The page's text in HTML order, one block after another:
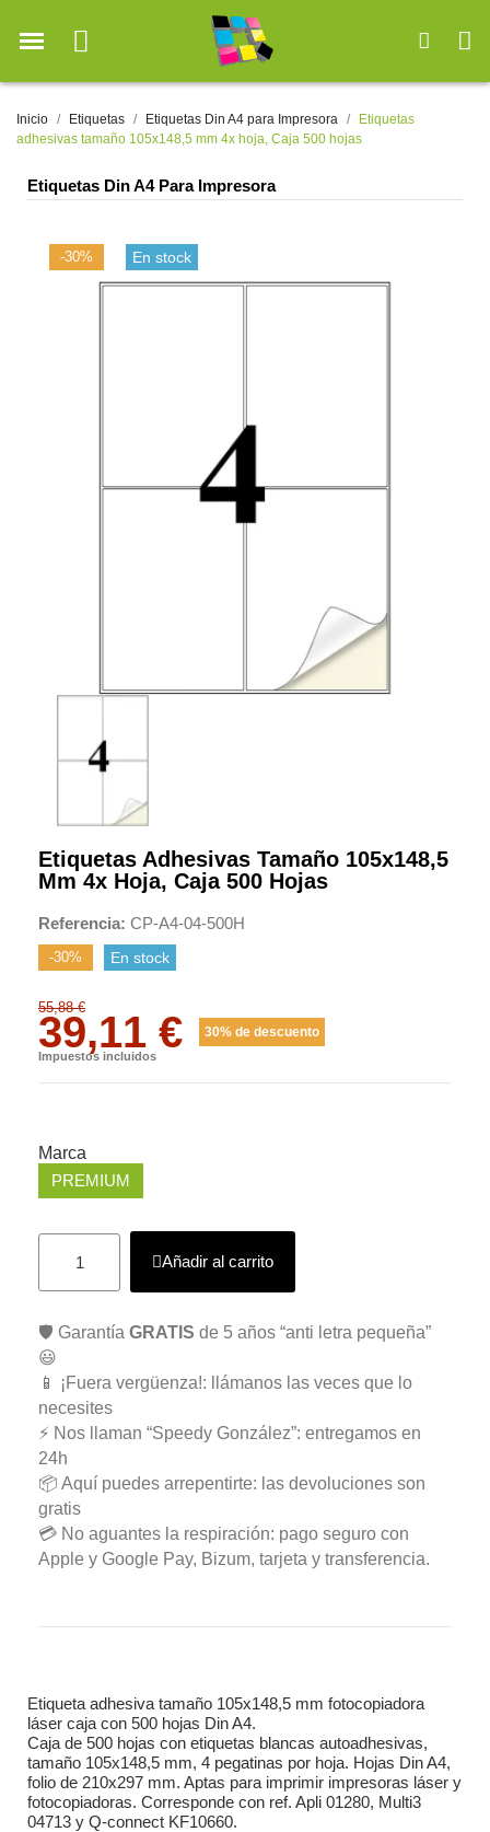
Inicio Etiquetas Etiquetas Din A4 para Impresora
Etiquetas
adhesivas tamaño 105x148,5 mm 4x hoja, Caja 500 hojas
Etiquetas Din A4 Para Impresora
-30% En stock
Etiquetas Adhesivas Tamaño 105x148,5
Mm 4x Hoja, Caja 500 Hojas
Referencia CP-A4-04-500H
-30% En stock
55,88 €
39,11 € 30% de descuento
Impuestos incluidos
Marca
PREMIUM
Añadir al carrito
🛡️ Garantía GRATIS de 5 años “anti letra pequeña”
😃
📱 ¡Fuera vergüenza!: llámanos las veces que lo
necesites
⚡ Nos llaman “Speedy González”: entregamos en
24h
📦 Aquí puedes arrepentirte: las devoluciones son
gratis
💳 No aguantes la respiración: pago seguro con
Apple y Google Pay, Bizum, tarjeta y transferencia.
Etiqueta adhesiva tamaño 105x148,5 mm fotocopiadora
láser caja con 500 hojas Din A4.
Caja de 500 hojas con etiquetas blancas autoadhesivas,
tamaño 105x148,5 mm, 4 pegatinas por hoja. Hojas Din A4,
folio de 210x297 mm. Aptas para imprimir impresoras láser y
fotocopiadoras. Corresponde con ref. Apli 01280, Multi3
04713 y Q-connect KF10660.